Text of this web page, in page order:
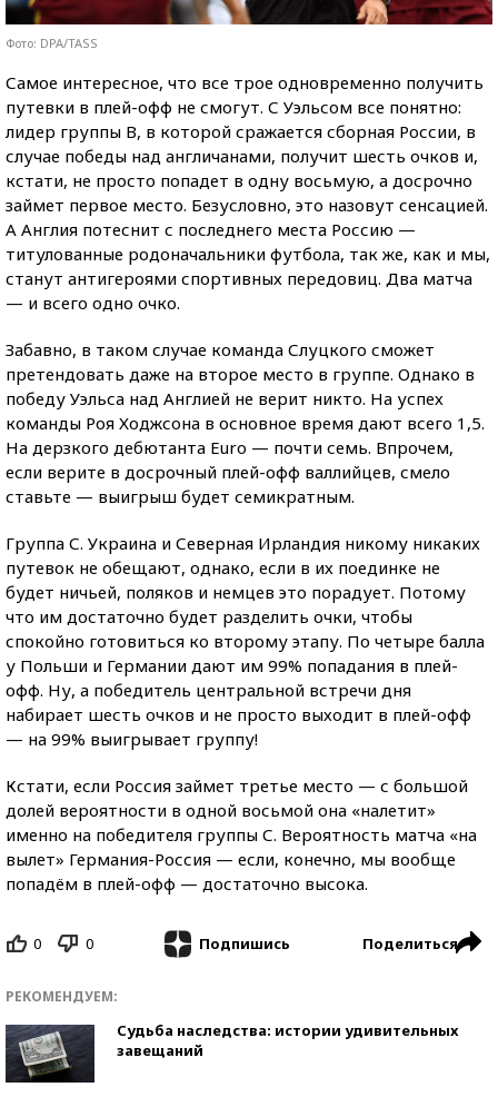
Фото: DPA/TASS
Самое интересное, что все трое одновременно получить
путевки в плей-офф не смогут. С Уэльсом все понятно:
лидер группы В, в которой сражается сборная России, в
случае победы над англичанами, получит шесть очков и,
кстати, не просто попадет в одну восьмую, а досрочно
займет первое место. Безусловно, это назовут сенсацией.
А Англия потеснит с последнего места Россию —
титулованные родоначальники футбола, так же, как и мы,
станут антигероями спортивных передовиц. Два матча
— и всего одно очко.
Забавно, в таком случае команда Слуцкого сможет
претендовать даже на второе место в группе. Однако в
победу Уэльса над Англией не верит никто. На успех
команды Роя Ходжсона в основное время дают всего 1,5.
На дерзкого дебютанта Euro — почти семь. Впрочем,
если верите в досрочный плей-офф валлийцев, смело
ставьте — выигрыш будет семикратным.
Группа С. Украина и Северная Ирландия никому никаких
путевок не обещают, однако, если в их поединке не
будет ничьей, поляков и немцев это порадует. Потому
что им достаточно будет разделить очки, чтобы
спокойно готовиться ко второму этапу. По четыре балла
у Польши и Германии дают им 99% попадания в плей-
офф. Ну, а победитель центральной встречи дня
набирает шесть очков и не просто выходит в плей-офф
— на 99% выигрывает группу!
Кстати, если Россия займет третье место — с большой
долей вероятности в одной восьмой она «налетит»
именно на победителя группы С. Вероятность матча «на
вылет» Германия-Россия — если, конечно, мы вообще
попадём в плей-офф — достаточно высока.
0 0 Подпишись Поделиться
РЕКОМЕНДУЕМ:
Судьба наследства: истории удивительных
завещаний